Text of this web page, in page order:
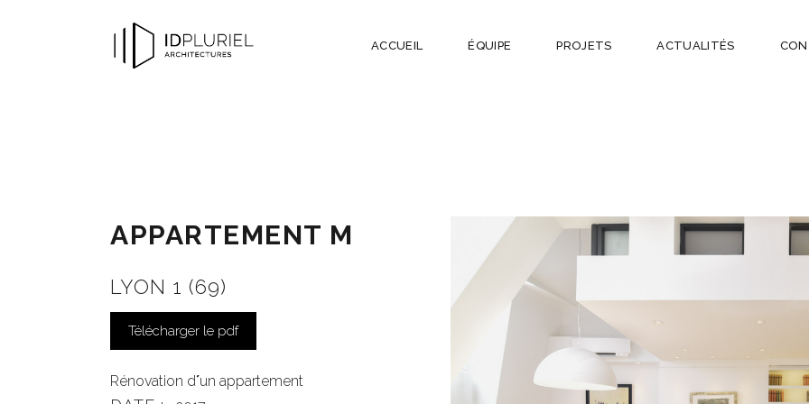
ACCUEIL ÉQUIPE PROJETS ACTUALITÉS
APPARTEMENT M
LYON 1 (69)
Télécharger le pdf
Rénovation dʼun appartement